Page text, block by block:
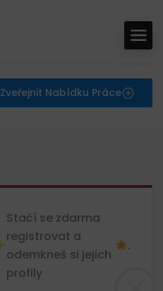
Zveřejnit Nabídku Práce
Stačí se zdarma
registrovat a
odemkneš si jejich
profily
.